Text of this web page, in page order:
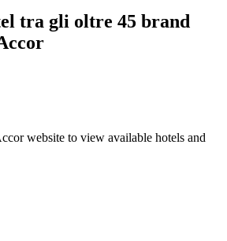
tra gli oltre 45 brand
website to view available hotels and